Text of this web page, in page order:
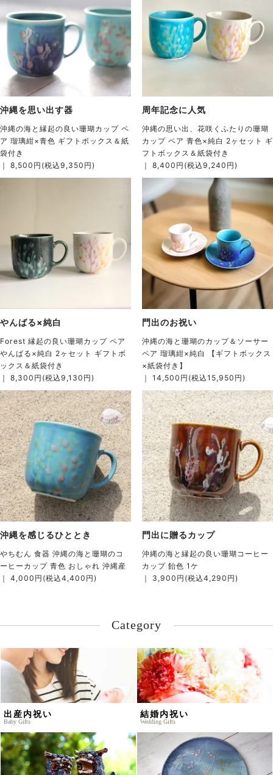
沖縄を思い出す器
沖縄の海と縁起の良い珊瑚カップ ペ
ア 瑠璃紺×青色 ギフトボックス＆紙
袋付き
｜ 8,500円(税込9,350円)
周年記念に人気
沖縄の思い出、花咲くふたりの珊瑚
カップ ペア 青色×純白 2ヶセット ギ
フトボックス＆紙袋付き
｜ 8,400円(税込9,240円)
やんばる×純白
Forest 縁起の良い珊瑚カップ ペア
やんばる×純白 2ヶセット ギフトボ
ックス＆紙袋付き
｜ 8,300円(税込9,130円)
門出のお祝い
沖縄の海と珊瑚のカップ＆ソーサー
ペア 瑠璃紺×純白 【ギフトボックス
×紙袋付き】
｜ 14,500円(税込15,950円)
沖縄を感じるひととき
やちむん 食器 沖縄の海と珊瑚のコ
ーヒーカップ 青色 おしゃれ 沖縄産
｜ 4,000円(税込4,400円)
門出に贈るカップ
沖縄の海と縁起の良い珊瑚コーヒー
カップ 飴色 1ケ
｜ 3,900円(税込4,290円)
Category
出産内祝い
Baby Gifts
結婚内祝い
Wedding Gifts